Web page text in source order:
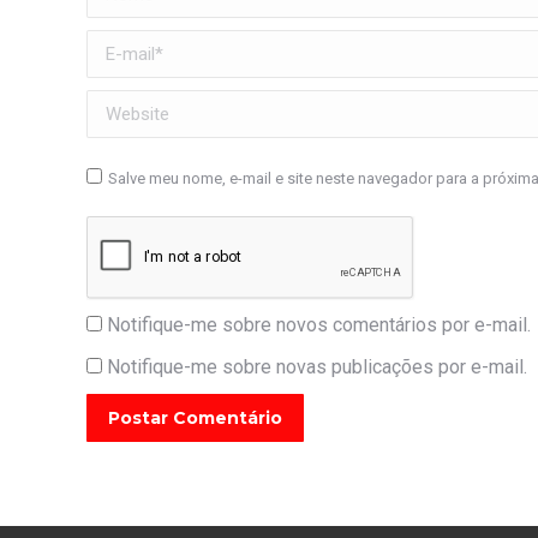
E-mail *
Website
Salve meu nome, e-mail e site neste navegador para a
Notifique-me sobre novos comentários por e-mail.
Notifique-me sobre novas publicações por e-mail.
Postar Comentário